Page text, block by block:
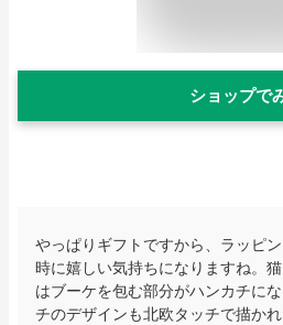
ショップで
やっぱりギフトですから、ラッピ
時に嬉しい気持ちになりますね。
はブーケを包む部分がハンカチに
チのデザインも北欧タッチで描か